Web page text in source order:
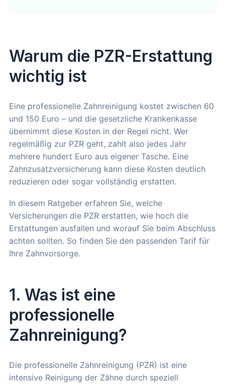
Warum die PZR-Erstattung
wichtig ist
Eine professionelle Zahnreinigung kostet zwischen 60
und 150 Euro – und die gesetzliche Krankenkasse
übernimmt diese Kosten in der Regel nicht. Wer
regelmäßig zur PZR geht, zahlt also jedes Jahr
mehrere hundert Euro aus eigener Tasche. Eine
Zahnzusatzversicherung kann diese Kosten deutlich
reduzieren oder sogar vollständig erstatten.
In diesem Ratgeber erfahren Sie, welche
Versicherungen die PZR erstatten, wie hoch die
Erstattungen ausfallen und worauf Sie beim Abschluss
achten sollten. So finden Sie den passenden Tarif für
Ihre Zahnvorsorge.
1. Was ist eine
professionelle
Zahnreinigung?
Die professionelle Zahnreinigung (PZR) ist eine
intensive Reinigung der Zähne durch speziell